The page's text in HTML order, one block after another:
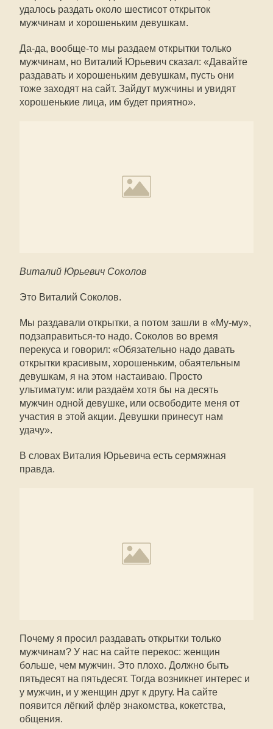
удалось раздать около шестисот открыток
мужчинам и хорошеньким девушкам.
Да-да, вообще-то мы раздаем открытки только
мужчинам, но Виталий Юрьевич сказал: «Давайте
раздавать и хорошеньким девушкам, пусть они
тоже заходят на сайт. Зайдут мужчины и увидят
хорошенькие лица, им будет приятно».
Виталий Юрьевич Соколов
Это Виталий Соколов.
Мы раздавали открытки, а потом зашли в «Му-му»,
подзаправиться-то надо. Соколов во время
перекуса и говорил: «Обязательно надо давать
открытки красивым, хорошеньким, обаятельным
девушкам, я на этом настаиваю. Просто
ультиматум: или раздаём хотя бы на десять
мужчин одной девушке, или освободите меня от
участия в этой акции. Девушки принесут нам
удачу».
В словах Виталия Юрьевича есть сермяжная
правда.
Почему я просил раздавать открытки только
мужчинам? У нас на сайте перекос: женщин
больше, чем мужчин. Это плохо. Должно быть
пятьдесят на пятьдесят. Тогда возникнет интерес и
у мужчин, и у женщин друг к другу. На сайте
появится лёгкий флёр знакомства, кокетства,
общения.